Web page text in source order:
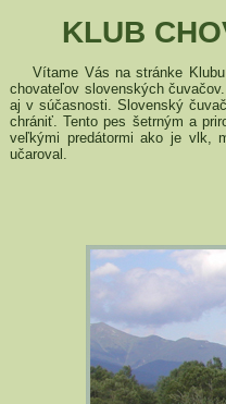
KLUB
Vítame Vás na stránke Klubu
chovateľov slovenských
aj v súčasnosti. Slovenský
chrániť. Tento pes šetrným a
veľkými predátormi ako je vlk,
učaroval.